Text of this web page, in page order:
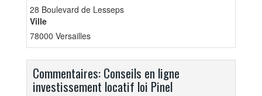
28 Boulevard de Lesseps
Ville
78000 Versailles
Commentaires: Conseils en ligne
investissement locatif loi Pinel